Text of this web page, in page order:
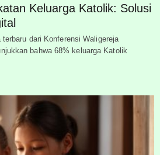
Keluarga Katolik: Solusi
dari Konferensi Waligereja
bahwa 68% keluarga Katolik